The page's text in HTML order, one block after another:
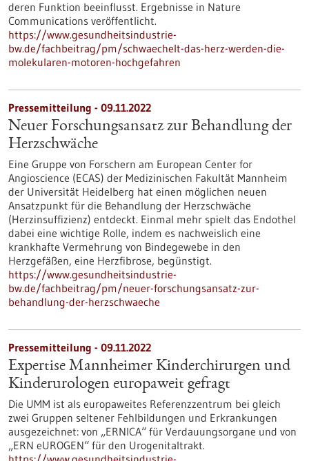
deren Funktion beeinflusst. Ergebnisse in Nature
Communications veröffentlicht.
https://www.gesundheitsindustrie-
bw.de/fachbeitrag/pm/schwaechelt-das-herz-werden-die-
molekularen-motoren-hochgefahren
Pressemitteilung - 09.11.2022
Neuer Forschungsansatz zur Behandlung der
Herzschwäche
Eine Gruppe von Forschern am European Center for
Angioscience (ECAS) der Medizinischen Fakultät Mannheim
der Universität Heidelberg hat einen möglichen neuen
Ansatzpunkt für die Behandlung der Herzschwäche
(Herzinsuffizienz) entdeckt. Einmal mehr spielt das Endothel
dabei eine wichtige Rolle, indem es nachweislich eine
krankhafte Vermehrung von Bindegewebe in den
Herzgefäßen, eine Herzfibrose, begünstigt.
https://www.gesundheitsindustrie-
bw.de/fachbeitrag/pm/neuer-forschungsansatz-zur-
behandlung-der-herzschwaeche
Pressemitteilung - 09.11.2022
Expertise Mannheimer Kinderchirurgen und
Kinderurologen europaweit gefragt
Die UMM ist als europaweites Referenzzentrum bei gleich
zwei Gruppen seltener Fehlbildungen und Erkrankungen
ausgezeichnet: von „ERNICA“ für Verdauungsorgane und von
„ERN eUROGEN“ für den Urogenitaltrakt.